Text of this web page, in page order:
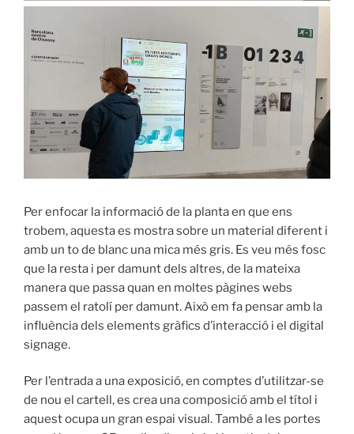
Per enfocar la informació de la planta en que ens
trobem, aquesta es mostra sobre un material diferent i
amb un to de blanc una mica més gris. Es veu més fosc
que la resta i per damunt dels altres, de la mateixa
manera que passa quan en moltes pàgines webs
passem el ratolí per damunt. Això em fa pensar amb la
influència dels elements gràfics d’interacció i el digital
signage.
Per l’entrada a una exposició, en comptes d’utilitzar-se
de nou el cartell, es crea una composició amb el títol i
aquest ocupa un gran espai visual. També a les portes